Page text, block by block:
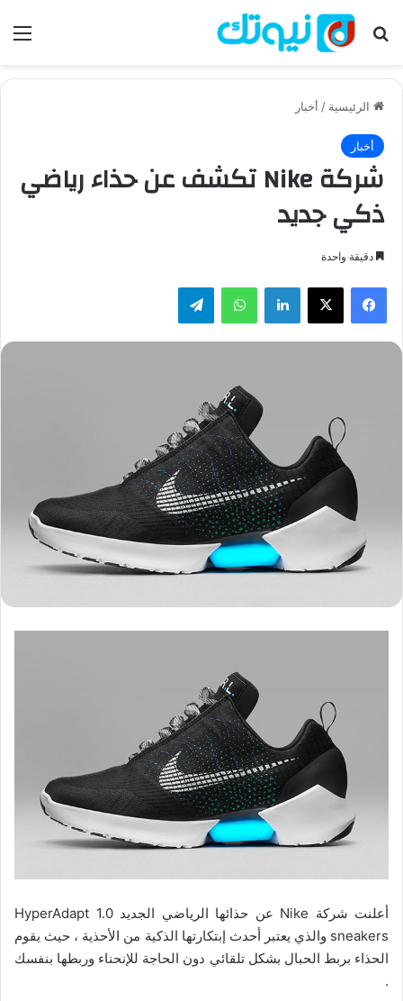
بحث عن
الرئيسية / أخبار
أخبار
شركة Nike تكشف عن حذاء رياضي
ذكي جديد
دقيقة واحدة
فيسبوك لينكدإن واتساب
أعلنت شركة Nike عن حذائها الرياضي الجديد HyperAdapt 1.0
sneakers والذي يعتبر أحدث إبتكارتها الذكية من الأحذية ، حيث يقوم
الحذاء بربط الحبال بشكل تلقائي دون الحاجة للإنحناء وربطها بنفسك
.